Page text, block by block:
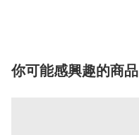
你可能感興趣的商品